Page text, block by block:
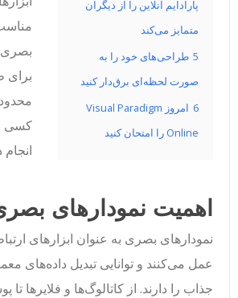
پارادایم آنلاین را از دیگران
متمایز می‌کند
طراحی‌های خود را به
صورت لحظه‌ای برق‌دار کنید
امروز Visual Paradigm
Online را امتحان کنید
بصری
برای
کسی
انجام
اهمیت نمودارهای
نمودارهای بصری به عنوان ابزارهای
عمل می‌کنند و توانایی تبدیل داده‌های
جذاب را دارند. از کاتالوگ‌ها و فلایرها تا